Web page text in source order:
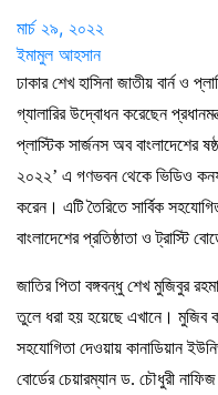
মার্চ ২৯, ২০২২
ইমামুল আহসান
ঢাকার শেখ হাসিনা জাতীয় বার্ন ও
গ্যালারির উদ্বোধন করেছেন
প্লাস্টিক সার্জনস অব বাংলাদেশের
২০২২’ এ গণভবন থেকে ভিডিও
করেন। এটি তৈরিতে সার্বিক
বাংলাদেশের প্রতিষ্ঠাতা ও ট্রাস্টি
জাতির পিতা বঙ্গবন্ধু শেখ মুজিবুর
তুলে ধরা হয় হয়েছে এখানে। মুজিব
সহযোগিতা দেওয়ায় কানাডিয়ান
বোর্ডের চেয়ারম্যান ড. চৌধুরী